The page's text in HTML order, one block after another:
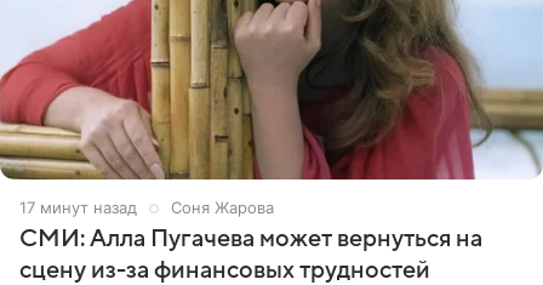
17 минут назад Соня Жарова
СМИ: Алла Пугачева может вернуться на
сцену из-за финансовых трудностей